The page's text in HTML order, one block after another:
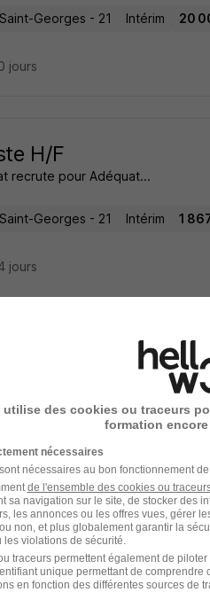
Georges - 21 Intérim 20
jours
H/F
recrute pour Adéquat...
Georges - 21 Intérim 1
jours
Logistique 2x8 H/F
Georges - 21 Intérim
jours
H/F
026
utilise des cookies ou traceurs
formation
nécessaires
nécessaires au bon fonctionnement
de l'ensemble des cookies ou
sa navigation sur le site, de stocker des
les annonces ou les offres vues, gérer
non, et plus globalement garantir la
violations de sécurité.
traceurs permettent également de
unique permettant de
en fonction des différentes sources de